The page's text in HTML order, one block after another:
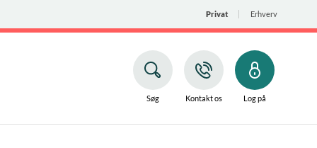
Privat Erhverv
Søg Kontakt os Log på